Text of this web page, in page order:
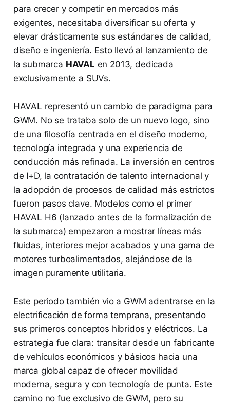
para crecer y competir en mercados más
exigentes, necesitaba diversificar su oferta y
elevar drásticamente sus estándares de calidad,
diseño e ingeniería. Esto llevó al lanzamiento de
la submarca HAVAL en 2013, dedicada
exclusivamente a SUVs.
HAVAL representó un cambio de paradigma para
GWM. No se trataba solo de un nuevo logo, sino
de una filosofía centrada en el diseño moderno,
tecnología integrada y una experiencia de
conducción más refinada. La inversión en centros
de I+D, la contratación de talento internacional y
la adopción de procesos de calidad más estrictos
fueron pasos clave. Modelos como el primer
HAVAL H6 (lanzado antes de la formalización de
la submarca) empezaron a mostrar líneas más
fluidas, interiores mejor acabados y una gama de
motores turboalimentados, alejándose de la
imagen puramente utilitaria.
Este periodo también vio a GWM adentrarse en la
electrificación de forma temprana, presentando
sus primeros conceptos híbridos y eléctricos. La
estrategia fue clara: transitar desde un fabricante
de vehículos económicos y básicos hacia una
marca global capaz de ofrecer movilidad
moderna, segura y con tecnología de punta. Este
camino no fue exclusivo de GWM, pero su